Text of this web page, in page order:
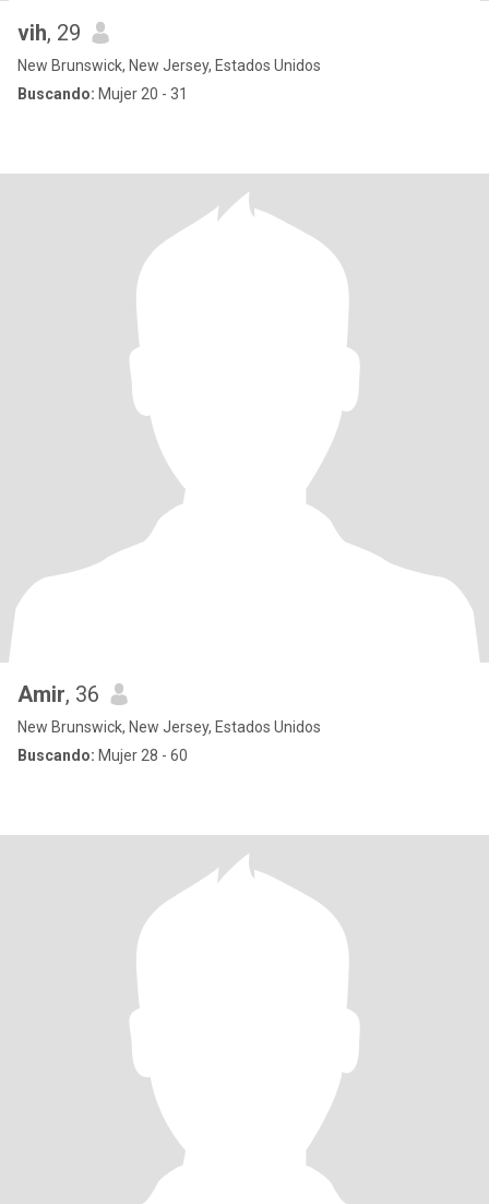
vih, 29
New Brunswick, New Jersey, Estados Unidos
Buscando: Mujer 20 - 31
Amir, 36
New Brunswick, New Jersey, Estados Unidos
Buscando: Mujer 28 - 60